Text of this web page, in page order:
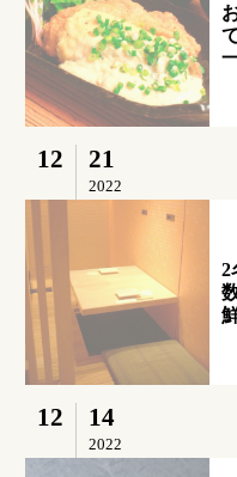
12 21
2022
2
12 14
2022